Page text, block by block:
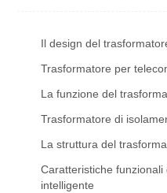
Il design del
Trasformatore per
La funzione del
Trasformatore di
La struttura del
Caratteristiche
intelligente